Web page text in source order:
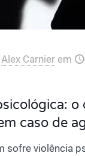
Alex Carnier em
o
caso de
sofre violência